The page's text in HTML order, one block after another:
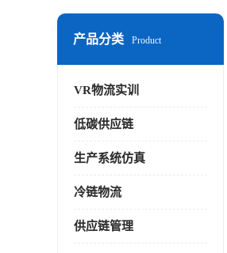
产品分类 Product
VR物流实训
低碳供应链
生产系统仿真
冷链物流
供应链管理